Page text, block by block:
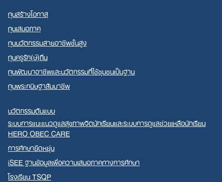
ทุนสร้างโอกาส
ทุนเสมอภาค
ทุนนวัตกรรมสายอาชีพชั้นสูง
ทุนครูรัก(ษ์)ถิ่น
ทุนพัฒนาอาชีพและนวัตกรรมที่ใช้ชุมชนเป็นฐาน
ทุนพระกนิษฐาสัมมาชีพ
นวัตกรรมต้นแบบ
ระบบการแนะแนวดูแลสุขภาพจิตนักเรียนและระบบการดูแลช่วยเหลือนักเรียน
HERO OBEC CARE
การศึกษายืดหยุ่น
iSEE ฐานข้อมูลเพื่อความเสมอภาคทางการศึกษา
โรงเรียน TSQP